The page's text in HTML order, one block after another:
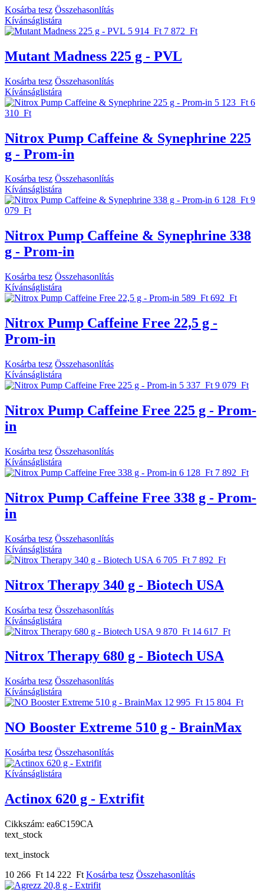
Kosárba tesz Összehasonlítás
Kívánságlistára
5 914 Ft 7 872 Ft
Mutant Madness 225 g - PVL
Kosárba tesz Összehasonlítás
Kívánságlistára
5 123 Ft 6
310 Ft
Nitrox Pump Caffeine & Synephrine 225
g - Prom-in
Kosárba tesz Összehasonlítás
Kívánságlistára
6 128 Ft 9
079 Ft
Nitrox Pump Caffeine & Synephrine 338
g - Prom-in
Kosárba tesz Összehasonlítás
Kívánságlistára
589 Ft 692 Ft
Nitrox Pump Caffeine Free 22,5 g -
Prom-in
Kosárba tesz Összehasonlítás
Kívánságlistára
5 337 Ft 9 079 Ft
Nitrox Pump Caffeine Free 225 g - Prom-
in
Kosárba tesz Összehasonlítás
Kívánságlistára
6 128 Ft 7 892 Ft
Nitrox Pump Caffeine Free 338 g - Prom-
in
Kosárba tesz Összehasonlítás
Kívánságlistára
6 705 Ft 7 892 Ft
Nitrox Therapy 340 g - Biotech USA
Kosárba tesz Összehasonlítás
Kívánságlistára
9 870 Ft 14 617 Ft
Nitrox Therapy 680 g - Biotech USA
Kosárba tesz Összehasonlítás
Kívánságlistára
12 995 Ft 15 804 Ft
NO Booster Extreme 510 g - BrainMax
Kosárba tesz Összehasonlítás
Kívánságlistára
Actinox 620 g - Extrifit
Cikkszám: ea6C159CA
text_stock
text_instock
10 266 Ft 14 222 Ft Kosárba tesz Összehasonlítás